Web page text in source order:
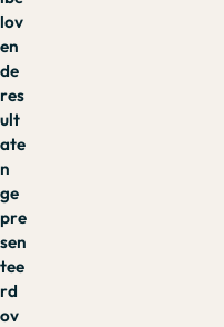
lov
en
de
res
ult
ate
n
ge
pre
sen
tee
rd
ov